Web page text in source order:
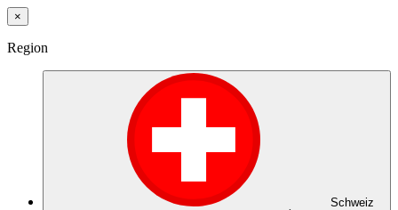
×
Region
Schweiz